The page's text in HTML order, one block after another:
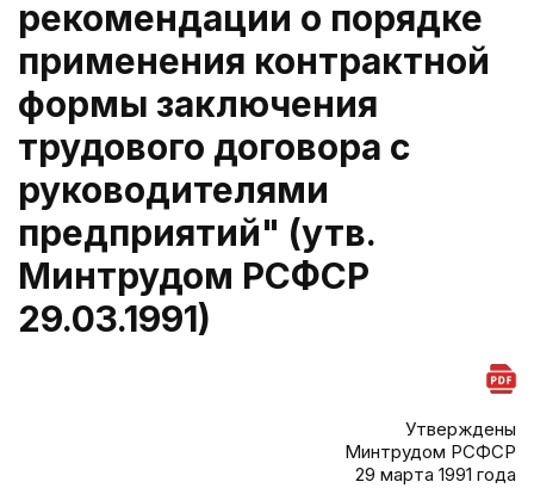
рекомендации о порядке
применения контрактной
формы заключения
трудового договора с
руководителями
предприятий" (утв.
Минтрудом РСФСР
29.03.1991)
Утверждены
Минтрудом РСФСР
29 марта 1991 года